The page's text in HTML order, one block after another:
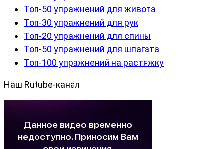
Топ-50 упражнений для живота
Топ-30 упражнений для рук
Топ-20 упражнений для спины
Топ-50 упражнений для шпагата
Топ-100 упражнений на растяжку
Наш Rutube-канал